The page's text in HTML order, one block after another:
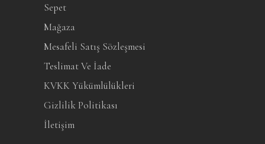
Sepet
Mağaza
Mesafeli Satış Sözleşmesi
Teslimat Ve İade
KVKK Yükümlülükleri
Gizlilik Politikası
İletişim